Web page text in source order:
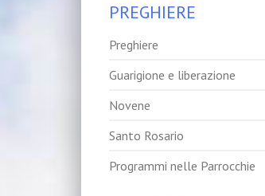
PREGHIERE
Preghiere
Guarigione e liberazione
Novene
Santo Rosario
Programmi nelle Parrocchie